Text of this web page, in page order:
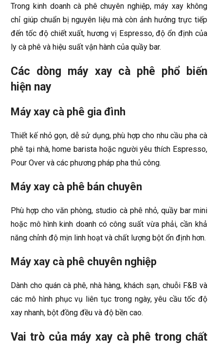
Trong kinh doanh cà phê chuyên nghiệp, máy xay không
chỉ giúp chuẩn bị nguyên liệu mà còn ảnh hưởng trực tiếp
đến tốc độ chiết xuất, hương vị Espresso, độ ổn định của
ly cà phê và hiệu suất vận hành của quầy bar.
Các dòng máy xay cà phê phổ biến
hiện nay
Máy xay cà phê gia đình
Thiết kế nhỏ gọn, dễ sử dụng, phù hợp cho nhu cầu pha cà
phê tại nhà, home barista hoặc người yêu thích Espresso,
Pour Over và các phương pháp pha thủ công.
Máy xay cà phê bán chuyên
Phù hợp cho văn phòng, studio cà phê nhỏ, quầy bar mini
hoặc mô hình kinh doanh có công suất vừa phải, cần khả
năng chỉnh độ mịn linh hoạt và chất lượng bột ổn định hơn.
Máy xay cà phê chuyên nghiệp
Dành cho quán cà phê, nhà hàng, khách sạn, chuỗi F&B và
các mô hình phục vụ liên tục trong ngày, yêu cầu tốc độ
xay nhanh, bột đồng đều và độ bền cao.
Vai trò của máy xay cà phê trong chất